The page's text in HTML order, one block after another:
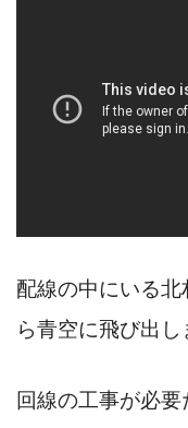
配線の中にいる
ら青空に飛び出し
回線の工事が必